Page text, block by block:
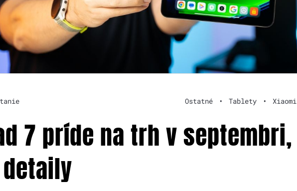
Ostatné • Tablety • Xiaomi
7 príde na trh v septembri,